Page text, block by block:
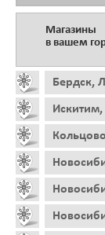
Магазины
в вашем
Бердск,